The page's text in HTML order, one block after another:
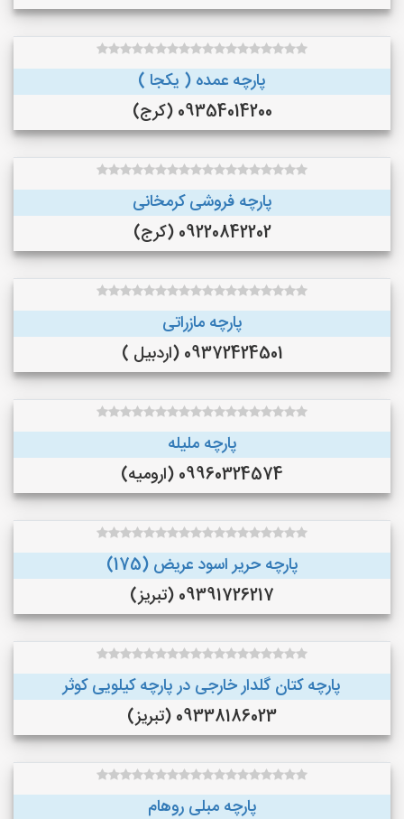
پارچه عمده ( یکجا )
09354014200 (کرج)
پارچه فروشی کرمخانی
09220842202 (کرج)
پارچه مازراتی
09372424501 (اردبیل )
پارچه ملیله
09960324574 (ارومیه)
پارچه حریر اسود عریض (175)
09391726217 (تبریز)
پارچه کتان گلدار خارجی در پارچه کیلویی کوثر
09338186023 (تبریز)
پارچه مبلی روهام